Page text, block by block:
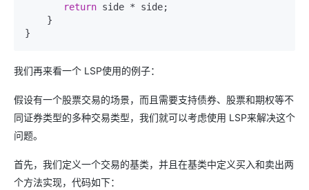
return side * side;
我们再来看一个 LSP使用的例子：
假设有一个股票交易的场景，而且需要支持债券、股票和期权等不
同证券类型的多种交易类型，我们就可以考虑使用 LSP来解决这个
问题。
首先，我们定义一个交易的基类，并且在基类中定义买入和卖出两
个方法实现，代码如下：